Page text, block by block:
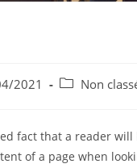
2021 Non
fact that a reader will
of a page when